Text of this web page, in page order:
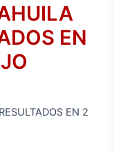
EN
EN 2